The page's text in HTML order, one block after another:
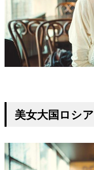
美女大国ロシア